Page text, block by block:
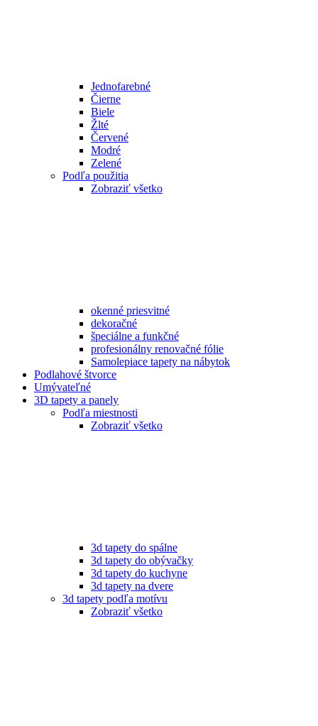
Jednofarebné
Čierne
Biele
Žlté
Červené
Modré
Zelené
Podľa použitia
Zobraziť všetko
okenné priesvitné
dekoračné
špeciálne a funkčné
profesionálny renovačné fólie
Samolepiace tapety na nábytok
Podlahové štvorce
Umývateľné
3D tapety a panely
Podľa miestnosti
Zobraziť všetko
3d tapety do spálne
3d tapety do obývačky
3d tapety do kuchyne
3d tapety na dvere
3d tapety podľa motívu
Zobraziť všetko